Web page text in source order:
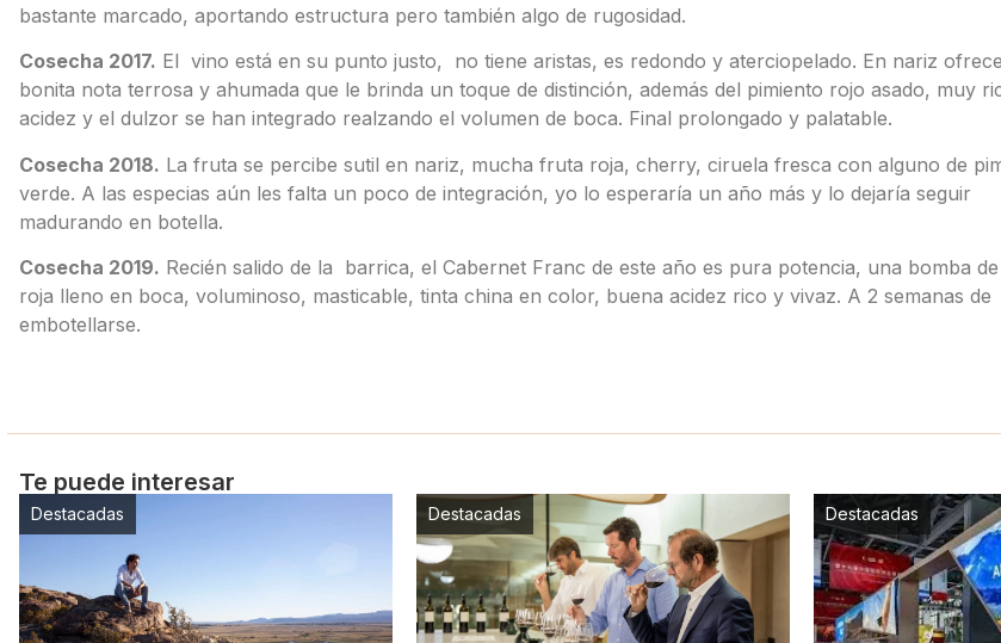
bastante marcado, aportando estructura pero también algo de rugosidad.
Cosecha 2017. El vino está en su punto justo, no tiene aristas, es redondo y aterciopelado. En nariz
bonita nota terrosa y ahumada que le brinda un toque de distinción, además del pimiento rojo asado, muy
acidez y el dulzor se han integrado realzando el volumen de boca. Final prolongado y palatable.
Cosecha 2018. La fruta se percibe sutil en nariz, mucha fruta roja, cherry, ciruela fresca con alguno de
verde. A las especias aún les falta un poco de integración, yo lo esperaría un año más y lo dejaría seguir
madurando en botella.
Cosecha 2019. Recién salido de la barrica, el Cabernet Franc de este año es pura potencia, una bomba
roja lleno en boca, voluminoso, masticable, tinta china en color, buena acidez rico y vivaz. A 2 semanas de
embotellarse.
Te puede interesar
Destacadas Destacadas Destacadas